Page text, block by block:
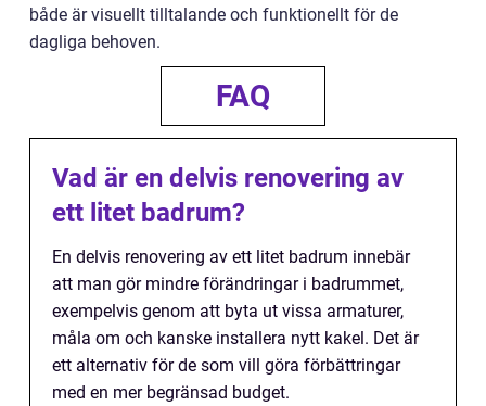
både är visuellt tilltalande och funktionellt för de
dagliga behoven.
FAQ
Vad är en delvis renovering av
ett litet badrum?
En delvis renovering av ett litet badrum innebär
att man gör mindre förändringar i badrummet,
exempelvis genom att byta ut vissa armaturer,
måla om och kanske installera nytt kakel. Det är
ett alternativ för de som vill göra förbättringar
med en mer begränsad budget.